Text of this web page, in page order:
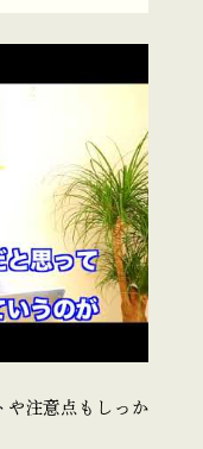
や注意点もしっか